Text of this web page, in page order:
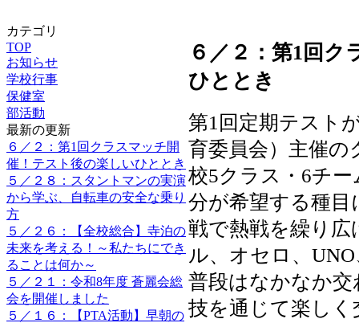
カテゴリ
TOP
お知らせ
学校行事
保健室
部活動
最新の更新
６／２：第1回クラスマッチ開
催！テスト後の楽しいひととき
５／２８：スタントマンの実演
から学ぶ、自転車の安全な乗り
方
５／２６：【全校総合】寺泊の
未来を考える！～私たちにでき
ることは何か～
５／２１：令和8年度 蒼麗会総
会を開催しました
５／１６：【PTA活動】早朝の
６／２：第1回
ひととき
第1回定期テスト
育委員会）主催
校5クラス・6チ
分が希望する種
戦で熱戦を繰り
ル、オセロ、
普段はなかなか
技を通じて楽し